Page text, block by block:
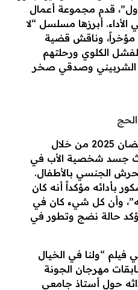
قدم مجموعة أعمال
أبرزها مسلسل “لا
مؤخراً، وناقش قضية
الكلوي ورحلتهم
الشربيني وصدقي صخر
كما حقق نجاحاً لافتاً في رمضان 2025 من خلال
جسد شخصية الأب في
الجنسي بالأطفال.
بأدائه مؤكداً أنه كان
وأن كل شيء كان في
حالة نضج وتطور في
فيلم “ولنا في الخيال
مهرجان الجونة
وتدور أحداثه حول أستاذ جامعي